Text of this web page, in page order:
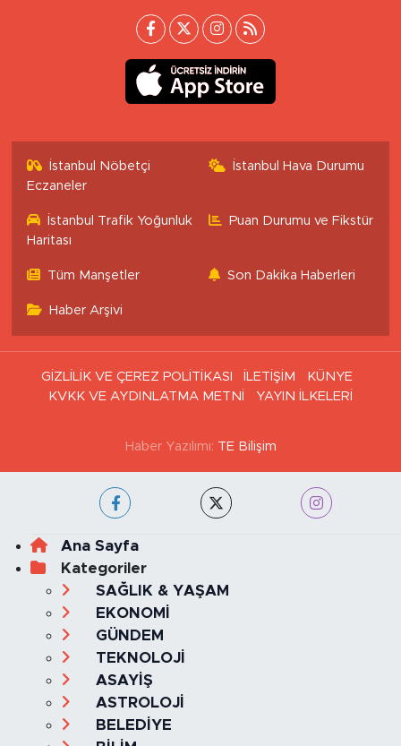
İstanbul Nöbetçi
Eczaneler
İstanbul Hava Durumu
İstanbul Trafik Yoğunluk
Haritası
Puan Durumu ve Fikstür
Tüm Manşetler Son Dakika Haberleri
Haber Arşivi
GİZLİLİK VE ÇEREZ POLİTİKASI İLETİŞİM
KÜNYE
KVKK VE AYDINLATMA METNİ
YAYIN İLKELERİ
Haber Yazılımı: TE Bilişim
Ana Sayfa
Kategoriler
SAĞLIK & YAŞAM
EKONOMİ
GÜNDEM
TEKNOLOJİ
ASAYİŞ
ASTROLOJİ
BELEDİYE